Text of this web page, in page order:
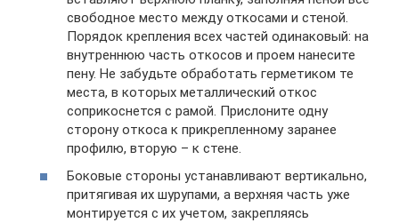
свободное место между откосами и стеной.
Порядок крепления всех частей одинаковый: на
внутреннюю часть откосов и проем нанесите
пену. Не забудьте обработать герметиком те
места, в которых металлический откос
соприкоснется с рамой. Прислоните одну
сторону откоса к прикрепленному заранее
профилю, вторую – к стене.
Боковые стороны устанавливают вертикально,
притягивая их шурупами, а верхняя часть уже
монтируется с их учетом, закрепляясь